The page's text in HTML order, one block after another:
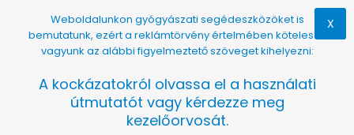
Weboldalunkon gyógyászati segédeszközöket is
bemutatunk, ezért a reklámtörvény értelmében kötelesek
vagyunk az alábbi figyelmeztető szöveget kihelyezni:
A kockázatokról olvassa el a használati
útmutatót vagy kérdezze meg
kezelőorvosát.
X